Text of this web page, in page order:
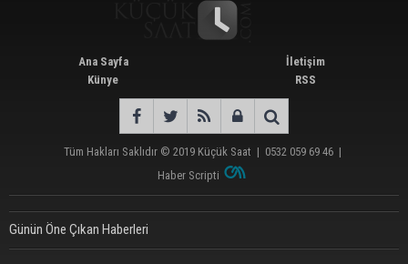
Ana Sayfa
Künye
İletişim
RSS
Tüm Hakları Saklıdır © 2019 Küçük Saat | 0532 059 69 46 |
Haber Scripti
Günün Öne Çıkan Haberleri